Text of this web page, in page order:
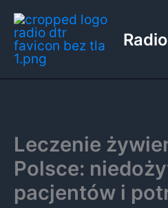
Przejdź
do
treści
Leczenie
Polsce:
pacjentów i